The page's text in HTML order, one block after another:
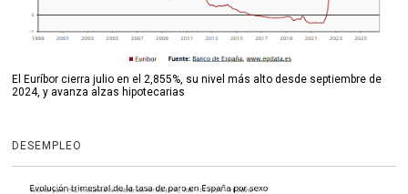
El Euríbor cierra julio en el 2,855%, su nivel más alto desde septiembre de
2024, y avanza alzas hipotecarias
DESEMPLEO